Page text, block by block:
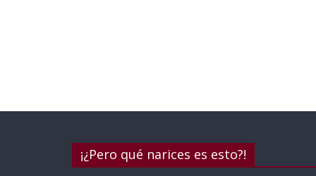
¡¿Pero qué narices es esto?!